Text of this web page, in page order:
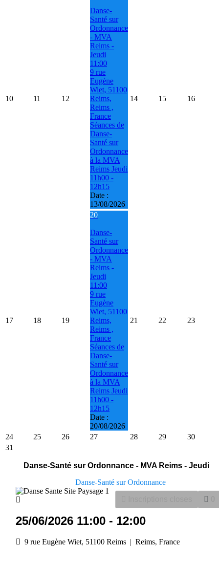
10 11 12
Danse-
Santé sur
Ordonnance
- MVA
Reims -
Jeudi
11:00
9 rue
Eugène
Wiet, 51100
Reims,
Reims ,
France
Séances de
Danse-
Santé sur
Ordonnance
à la MVA
Reims Jeudi
11h00 -
12h15
Date :
13/08/2026
14 15 16
17 18 19
20
Danse-
Santé sur
Ordonnance
- MVA
Reims -
Jeudi
11:00
9 rue
Eugène
Wiet, 51100
Reims,
Reims ,
France
Séances de
Danse-
Santé sur
Ordonnance
à la MVA
Reims Jeudi
11h00 -
12h15
Date :
20/08/2026
21 22 23
24 25 26 27 28 29
30
31
Danse-Santé sur Ordonnance - MVA Reims - Jeudi
Danse-Santé sur Ordonnance
25/06/2026 11:00 - 12:00
9 rue Eugène Wiet, 51100 Reims | Reims, France